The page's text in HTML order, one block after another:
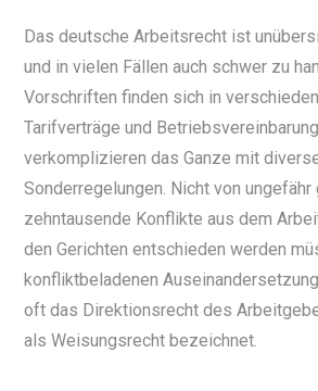
Das deutsche Arbeitsrecht ist
und in vielen Fällen auch schwer zu
Vorschriften finden sich in
Tarifverträge und
verkomplizieren das Ganze mit
Sonderregelungen. Nicht von
zehntausende Konflikte aus dem
den Gerichten entschieden werden
konfliktbeladenen
oft das Direktionsrecht des
als Weisungsrecht bezeichnet.